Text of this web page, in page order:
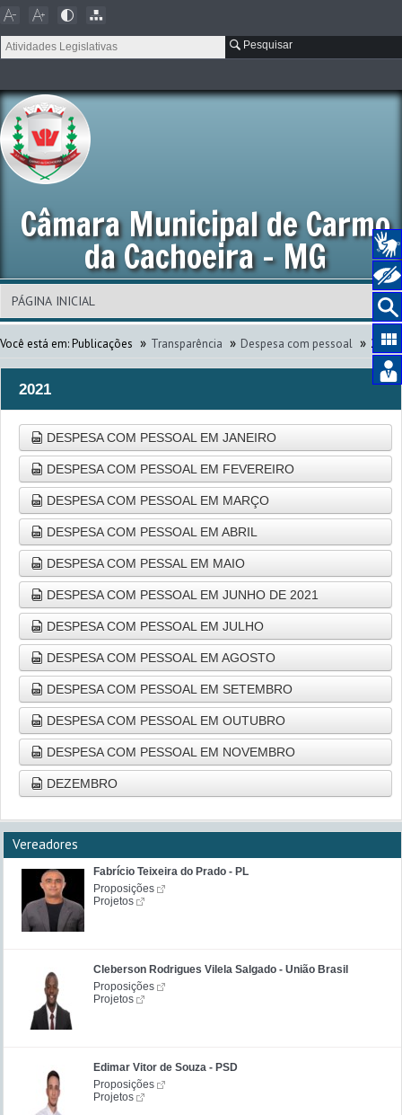
Pesquisar
Câmara Municipal de Carmo
da Cachoeira - MG
Você está em:Publicações » Transparência » Despesa com pessoal » 2021
2021
DESPESA COM PESSOAL EM JANEIRO
DESPESA COM PESSOAL EM FEVEREIRO
DESPESA COM PESSOAL EM MARÇO
DESPESA COM PESSOAL EM ABRIL
DESPESA COM PESSAL EM MAIO
DESPESA COM PESSOAL EM JUNHO DE 2021
DESPESA COM PESSOAL EM JULHO
DESPESA COM PESSOAL EM AGOSTO
DESPESA COM PESSOAL EM SETEMBRO
DESPESA COM PESSOAL EM OUTUBRO
DESPESA COM PESSOAL EM NOVEMBRO
DEZEMBRO
Vereadores
Fabrício Teixeira do Prado - PL
Proposições
Projetos
Cleberson Rodrigues Vilela Salgado - União Brasil
Proposições
Projetos
Edimar Vitor de Souza - PSD
Proposições
Projetos